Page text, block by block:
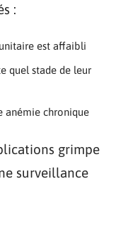
:
est affaibli
quel stade de leur
anémie chronique
grimpe
surveillance